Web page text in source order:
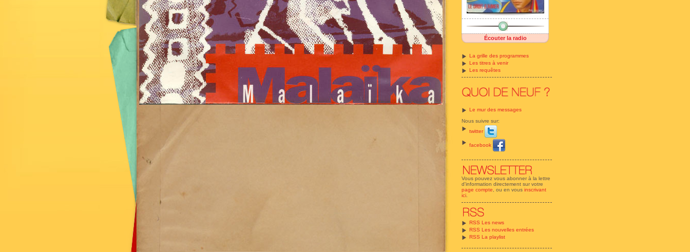
Écouter la radio
La grille des programmes
Les titres à venir
Les requêtes
Le mur des messages
Nous suivre sur:
twitter
facebook
Vous pouvez vous abonner à la lettre
d'information directement sur votre
page compte , ou en vous inscrivant
ici
RSS Les news
RSS Les nouvelles entrées
RSS La playlist